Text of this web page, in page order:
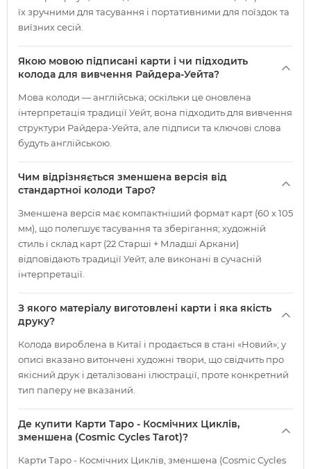
їх зручними для тасування і портативними для поїздок та
виїзних сесій.
Якою мовою підписані карти і чи підходить
колода для вивчення Райдера-Уейта?
Мова колоди — англійська; оскільки це оновлена
інтерпретація традиції Уейт, вона підходить для вивчення
структури Райдера-Уейта, але підписи та ключові слова
будуть англійською.
Чим відрізняється зменшена версія від
стандартної колоди Таро?
Зменшена версія має компактніший формат карт (60 х 105
мм), що полегшує тасування та зберігання; художній
стиль і склад карт (22 Старші + Младші Аркани)
відповідають традиції Уейт, але виконані в сучасній
інтерпретації.
З якого матеріалу виготовлені карти і яка якість
друку?
Колода вироблена в Китаї і продається в стані «Новий»; у
описі вказано витончені художні твори, що свідчить про
якісний друк і деталізовані ілюстрації, проте конкретний
тип паперу не вказаний.
Де купити Карти Таро - Космічних Циклів,
зменшена (Cosmic Cycles Tarot)?
Карти Таро - Космічних Циклів, зменшена (Cosmic Cycles